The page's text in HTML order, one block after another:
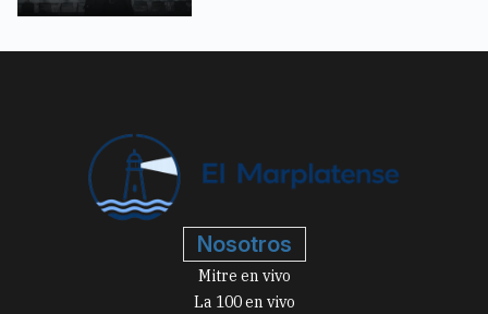
Nosotros
Mitre en vivo
La 100 en vivo